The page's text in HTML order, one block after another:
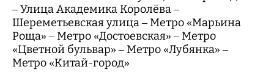
– Улица Академика Королёва –
Шереметьевская улица – Метро «Марьина
Роща» – Метро «Достоевская» – Метро
«Цветной бульвар» – Метро «Лубянка» –
Метро «Китай-город»